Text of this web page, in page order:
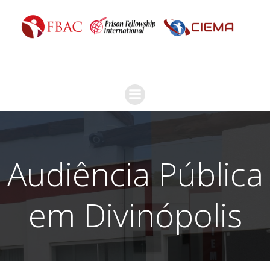
Audiência Pública
em Divinópolis